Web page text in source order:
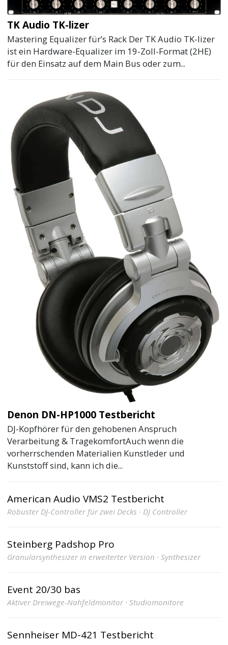
TK Audio TK-lizer
Mastering Equalizer für’s Rack Der TK Audio TK-lizer
ist ein Hardware-Equalizer im 19-Zoll-Format (2HE)
für den Einsatz auf dem Main Bus oder zum...
Denon DN-HP1000 Testbericht
DJ-Kopfhörer für den gehobenen Anspruch
Verarbeitung & TragekomfortAuch wenn die
vorherrschenden Materialien Kunstleder und
Kunststoff sind, kann ich die...
American Audio VMS2 Testbericht
Robuster DJ-Controller für zwei Decks · DJ Controller
Steinberg Padshop Pro
Granularsynthesizer in erweiterter Version · Synthesizer
Event 20/30 bas
Aktiver Dreiwege-Nahfeldmonitor · Studiomonitore
Sennheiser MD-421 Testbericht